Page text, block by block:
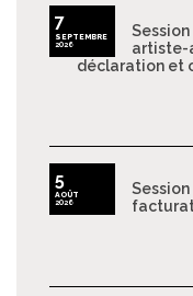
7
SEPTEMBRE
2026
Session
artiste-
déclaration et
5
AOÛT
2026
Session